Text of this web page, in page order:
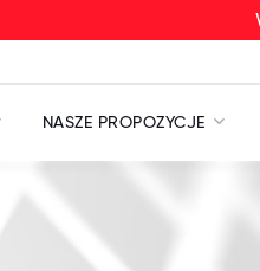
NASZE PROPOZYCJE